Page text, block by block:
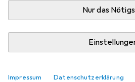
Nur das
Impressum Datenschutzerklärung
In den
kostenloser Versand